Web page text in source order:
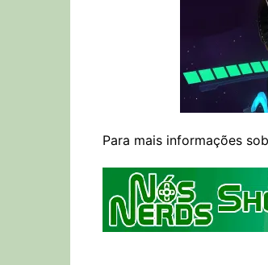
Para mais informações